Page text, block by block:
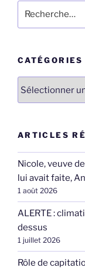
pour
CATÉGORIES
ARTICLES
Nicole, veuve
lui avait faite,
1 août 2026
ALERTE :
dessus
1 juillet 2026
Rôle de